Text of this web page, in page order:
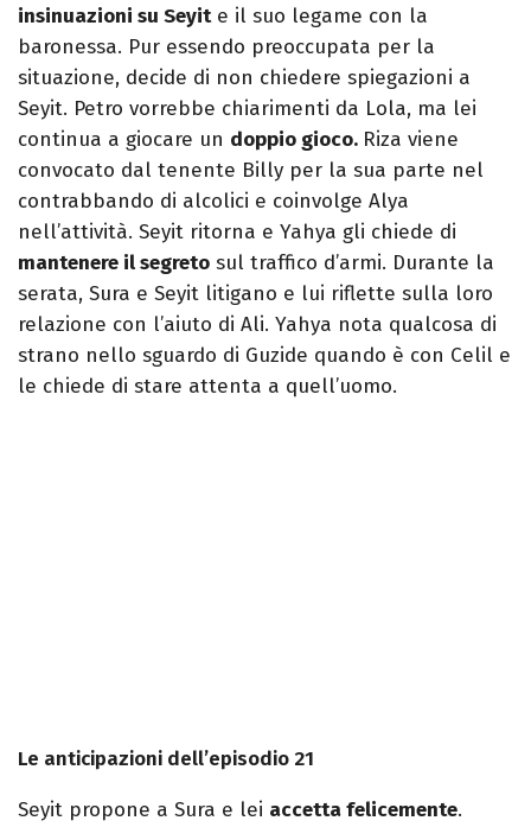
insinuazioni su Seyite il suo legame con la
baronessa. Pur essendo preoccupata per la
situazione, decide di non chiedere spiegazioni a
Seyit. Petro vorrebbe chiarimenti da Lola, ma lei
continua a giocare un doppio gioco. Riza viene
convocato dal tenente Billy per la sua parte nel
contrabbando di alcolici e coinvolge Alya
nell’attività. Seyit ritorna e Yahya gli chiede di
mantenere il segreto sul traffico d’armi. Durante la
serata, Sura e Seyit litigano e lui riflette sulla loro
relazione con l’aiuto di Ali. Yahya nota qualcosa di
strano nello sguardo di Guzide quando è con Celil e
le chiede di stare attenta a quell’uomo.
Le anticipazioni dell’episodio 21
Seyit propone a Sura e lei accetta felicemente.